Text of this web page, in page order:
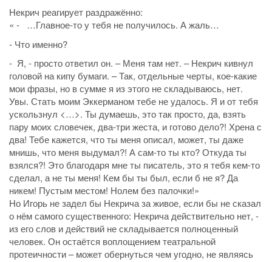
Некрич реагирует раздражённо:
« - …Главное-то у тебя не получилось. А жаль…
- Что именно?
- Я, - просто ответил он. – Меня там нет. – Некрич кивнул
головой на кипу бумаги. – Так, отдельные черты, кое-какие
мои фразы, но в сумме я из этого не складываюсь, нет.
Увы. Стать моим Эккерманом тебе не удалось. Я и от тебя
ускользнул <…>. Ты думаешь, это так просто, да, взять
пару моих словечек, два-три жеста, и готово дело?! Хрена с
два! Тебе кажется, что ты меня описал, может, ты даже
мнишь, что меня выдумал?! А сам-то ты кто? Откуда ты
взялся?! Это благодаря мне ты писатель, это я тебя кем-то
сделал, а не ты меня! Кем бы ты был, если б не я? Да
никем! Пустым местом! Нолем без палочки!»
Но Игорь не задел бы Некрича за живое, если бы не сказал
о нём самого существенного: Некрича действительно нет, -
из его слов и действий не складывается полноценный
человек. Он остаётся воплощением театральной
протеичности – может обернуться чем угодно, не являясь